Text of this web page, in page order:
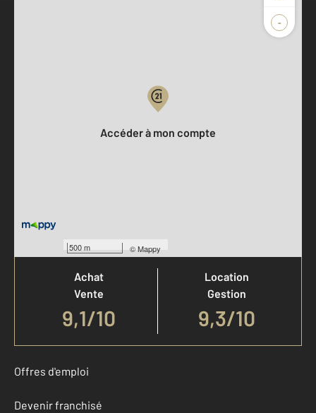
-
500 m ©Mappy
Accéder à mon compte
Votre agence est notée
Achat
Vente
9,1/10
Location
Gestion
9,3/10
Offres d'emploi
Devenir franchisé